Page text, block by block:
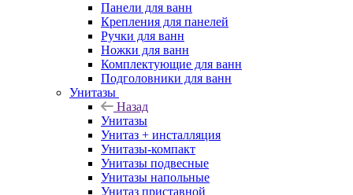
Панели для ванн
Крепления для панелей
Ручки для ванн
Ножки для ванн
Комплектующие для ванн
Подголовники для ванн
Унитазы
Назад
Унитазы
Унитаз + инсталляция
Унитазы-компакт
Унитазы подвесные
Унитазы напольные
Унитаз приставной